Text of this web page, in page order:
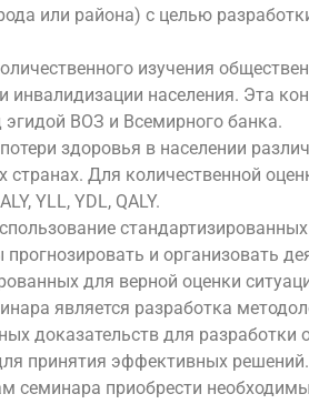
или района) с целью
изучения
инвалидизации населения. Эта
эгидой ВОЗ и Всемирного банка.
здоровья в населении
Для количественной
YLL, YDL, QALY.
и организовать
для верной оценки
является разработка
доказательств для
принятия эффективных решений.
приобрести